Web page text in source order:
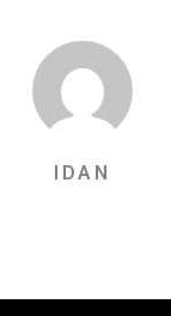
IDAN